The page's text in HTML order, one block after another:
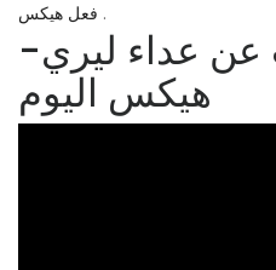
فعل هيكس .
عن عداء ليري-
هيكس اليوم